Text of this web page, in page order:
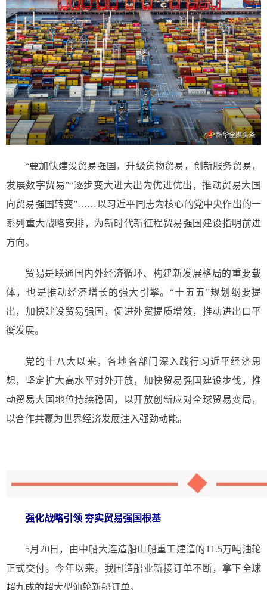
“要加快建设贸易强国，升级货物贸易，创新服务贸易，
发展数字贸易”“逐步变大进大出为优进优出，推动贸易大国
向贸易强国转变”……以习近平同志为核心的党中央作出的一
系列重大战略安排，为新时代新征程贸易强国建设指明前进
方向。
贸易是联通国内外经济循环、构建新发展格局的重要载
体，也是推动经济增长的强大引擎。“十五五”规划纲要提
出，加快建设贸易强国，促进外贸提质增效，推动进出口平
衡发展。
党的十八大以来，各地各部门深入践行习近平经济思
想，坚定扩大高水平对外开放，加快贸易强国建设步伐，推
动贸易大国地位持续稳固，以开放创新应对全球贸易变局，
以合作共赢为世界经济发展注入强劲动能。
强化战略引领 夯实贸易强国根基
5月20日，由中船大连造船山船重工建造的11.5万吨油轮
正式交付。今年以来，我国造船业新接订单不断，拿下全球
超九成的超大型油轮新船订单。